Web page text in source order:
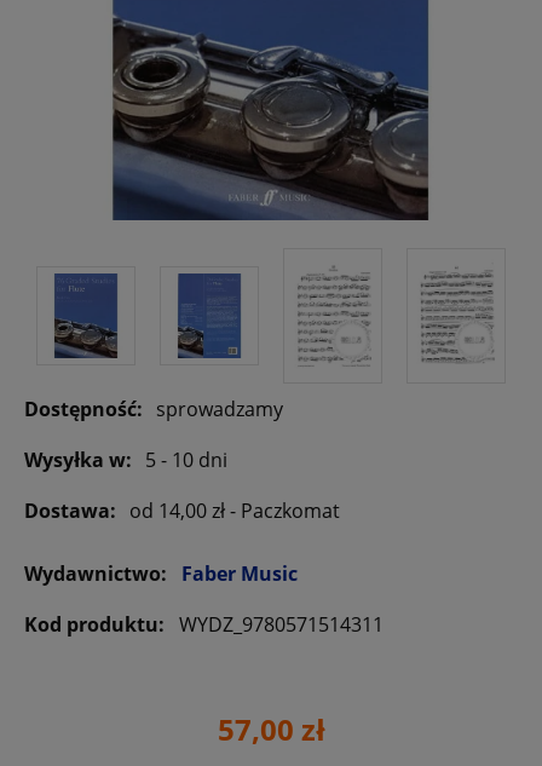
Dostępność: sprowadzamy
Wysyłka w: 5 - 10 dni
Dostawa: od 14,00 zł- Paczkomat
Wydawnictwo:
Faber Music
Kod produktu: WYDZ_9780571514311
57,00 zł